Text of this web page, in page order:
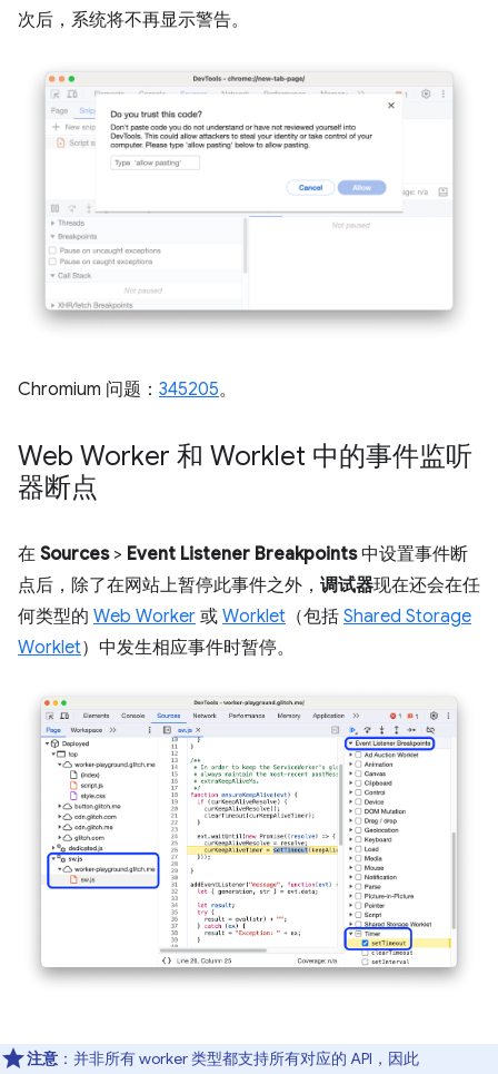
次后，系统将不再显示警告。
Chromium 问题： 345205。
Web Worker 和 Worklet 中的事件监听
器断点
在 Sources> Event Listener Breakpoints中设置事件断
点后，除了在网站上暂停此事件之外， 调试器现在还会在任
何类型的 Web Worker 或 Worklet （包括 Shared Storage
Worklet）中发生相应事件时暂停。
注意 ：并非所有 worker 类型都支持所有对应的 API，因此